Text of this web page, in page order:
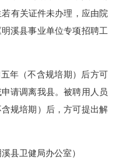
有关证件未办理，应由院
溪县事业单位专项招聘工
年（不含规培期）后方可
请调离我县。被聘用人员
规培期）后，方可提出解
县卫健局办公室）